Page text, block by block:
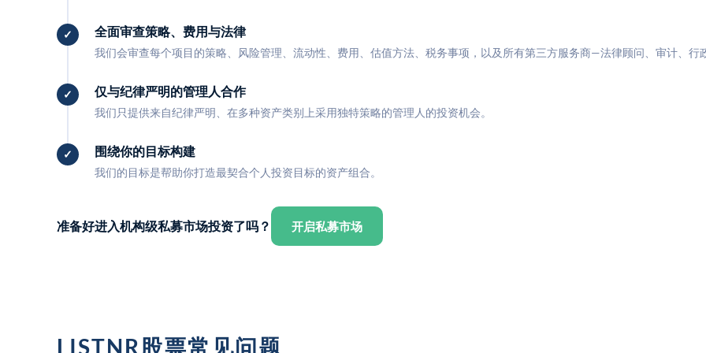
全面审查策略、费用与法律
我们会审查每个项目的策略、风险管理、流动性、费用、估值方法、税务事项，以及所有第三方服务商—法律顾问、审计、行
仅与纪律严明的管理人合作
我们只提供来自纪律严明、在多种资产类别上采用独特策略的管理人的投资机会。
围绕你的目标构建
我们的目标是帮助你打造最契合个人投资目标的资产组合。
准备好进入机构级私募市场投资了吗？ 开启私募市场
LISTNR股票常见问题